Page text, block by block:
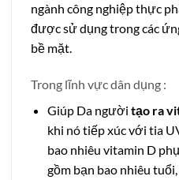
ngành công nghiệp thực
được sử dụng trong các
bề mặt.
Trong lĩnh vực dân dụng :
Giúp Da người tạo ra
khi nó tiếp xúc với tia
bao nhiêu vitamin D
gồm bạn bao nhiêu